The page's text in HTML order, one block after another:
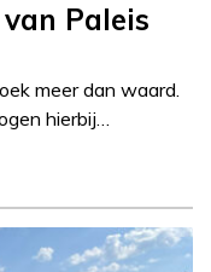
Paleis
meer dan waard.
hierbij…